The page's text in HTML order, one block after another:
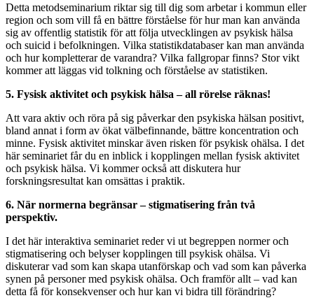
Detta metodseminarium riktar sig till dig som arbetar i kommun eller
region och som vill få en bättre förståelse för hur man kan använda
sig av offentlig statistik för att följa utvecklingen av psykisk hälsa
och suicid i befolkningen. Vilka statistikdatabaser kan man använda
och hur kompletterar de varandra? Vilka fallgropar finns? Stor vikt
kommer att läggas vid tolkning och förståelse av statistiken.
5. Fysisk aktivitet och psykisk hälsa – all rörelse räknas!
Att vara aktiv och röra på sig påverkar den psykiska hälsan positivt,
bland annat i form av ökat välbefinnande, bättre koncentration och
minne. Fysisk aktivitet minskar även risken för psykisk ohälsa. I det
här seminariet får du en inblick i kopplingen mellan fysisk aktivitet
och psykisk hälsa. Vi kommer också att diskutera hur
forskningsresultat kan omsättas i praktik.
6. När normerna begränsar – stigmatisering från två
perspektiv.
I det här interaktiva seminariet reder vi ut begreppen normer och
stigmatisering och belyser kopplingen till psykisk ohälsa. Vi
diskuterar vad som kan skapa utanförskap och vad som kan påverka
synen på personer med psykisk ohälsa. Och framför allt – vad kan
detta få för konsekvenser och hur kan vi bidra till förändring?